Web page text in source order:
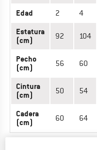
Edad 2 4
Estatura
(cm)
92 104
Pecho
(cm)
56 60
Cintura
(cm)
50 54
Cadera
(cm)
60 64